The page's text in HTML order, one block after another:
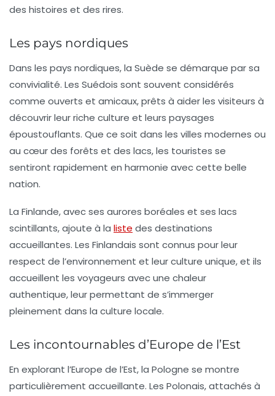
des histoires et des rires.
Les pays nordiques
Dans les pays nordiques, la Suède se démarque par sa
convivialité. Les Suédois sont souvent considérés
comme ouverts et amicaux, prêts à aider les visiteurs à
découvrir leur riche culture et leurs paysages
époustouflants. Que ce soit dans les villes modernes ou
au cœur des forêts et des lacs, les touristes se
sentiront rapidement en harmonie avec cette belle
nation.
La Finlande, avec ses aurores boréales et ses lacs
scintillants, ajoute à la liste des destinations
accueillantes. Les Finlandais sont connus pour leur
respect de l’environnement et leur culture unique, et ils
accueillent les voyageurs avec une chaleur
authentique, leur permettant de s’immerger
pleinement dans la culture locale.
Les incontournables d’Europe de l’Est
En explorant l’Europe de l’Est, la Pologne se montre
particulièrement accueillante. Les Polonais, attachés à